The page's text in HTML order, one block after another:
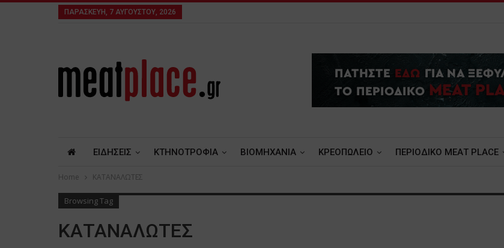
ΠΑΡΑΣΚΕΥΉ, 7 ΑΥΓΟΎΣΤΟΥ, 2026
ΕΙΔΗΣΕΙΣ ΚΤΗΝΟΤΡΟΦΙΑ ΒΙΟΜΗΧΑΝΙΑ ΚΡΕΟΠΩΛΕΙΟ ΠΕΡΙΟΔΙΚΟ ΜΕΑΤ PLACE
Home ΚΑΤΑΝΑΛΩΤΕΣ
Browsing Tag
ΚΑΤΑΝΑΛΩΤΕΣ